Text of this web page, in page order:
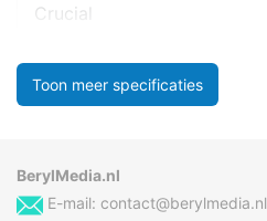
Crucial
Toon meer specificaties
BerylMedia.nl
E-mail: contact@berylmedia.nl